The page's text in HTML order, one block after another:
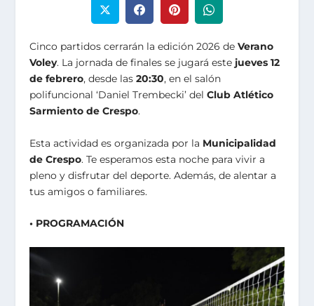
Cinco partidos cerrarán la edición 2026 deVerano
Voley. La jornada de finales se jugará este jueves 12
de febrero, desde las20:30, en el salón
polifuncional ‘Daniel Trembecki’ delClub Atlético
Sarmiento de Crespo.
Esta actividad es organizada por la Municipalidad
de Crespo. Te esperamos esta noche para vivir a
pleno y disfrutar del deporte. Además, de alentar a
tus amigos o familiares.
• PROGRAMACIÓN